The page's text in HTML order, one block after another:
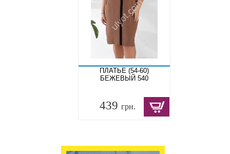
ПЛАТЬЕ (54-60)
БЕЖЕВЫЙ 540
439 грн.